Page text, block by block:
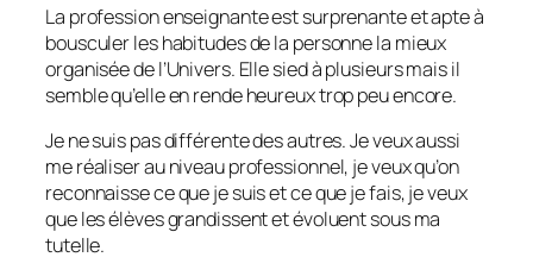
La profession enseignante est surprenante et apte à
bousculer les habitudes de la personne la mieux
organisée de l’Univers. Elle sied à plusieurs mais il
semble qu’elle en rende heureux trop peu encore.
Je ne suis pas différente des autres. Je veux aussi
me réaliser au niveau professionnel, je veux qu’on
reconnaisse ce que je suis et ce que je fais, je veux
que les élèves grandissent et évoluent sous ma
tutelle.